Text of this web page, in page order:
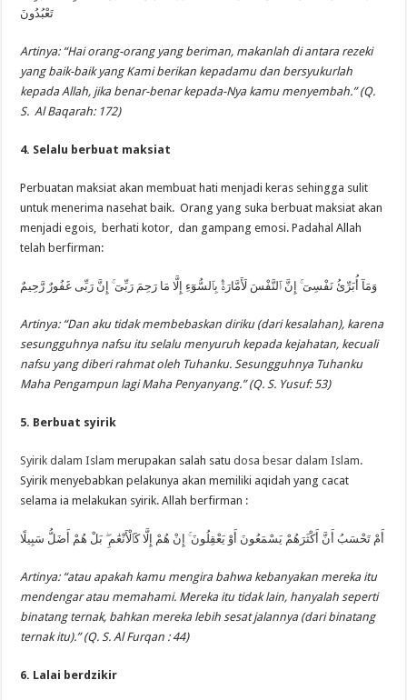
تَعْبُدُونَ
Artinya: “Hai orang-orang yang beriman, makanlah di antara rezeki
yang baik-baik yang Kami berikan kepadamu dan bersyukurlah
kepada Allah, jika benar-benar kepada-Nya kamu menyembah.” (Q.
S. Al Baqarah: 172)
4. Selalu berbuat maksiat
Perbuatan maksiat akan membuat hati menjadi keras sehingga sulit
untuk menerima nasehat baik. Orang yang suka berbuat maksiat akan
menjadi egois, berhati kotor, dan gampang emosi. Padahal Allah
telah berfirman:
وَمَآ أُبَرِّئُ نَفْسِىٓ ۚ إِنَّ ٱلنَّفْسَ لَأَمَّارَةٌۢ بِٱلسُّوٓءِ إِلَّا مَا رَحِمَ رَبِّىٓ ۚ إِنَّ رَبِّى غَفُورٌ رَّحِيمٌ
Artinya: “Dan aku tidak membebaskan diriku (dari kesalahan), karena
sesungguhnya nafsu itu selalu menyuruh kepada kejahatan, kecuali
nafsu yang diberi rahmat oleh Tuhanku. Sesungguhnya Tuhanku
Maha Pengampun lagi Maha Penyanyang.” (Q. S. Yusuf: 53)
5. Berbuat syirik
Syirik dalam Islam merupakan salah satudosa besar dalam Islam.
Syirik menyebabkan pelakunya akan memiliki aqidah yang cacat
selama ia melakukan syirik. Allah berfirman :
أَمْ تَحْسَبُ أَنَّ أَكْثَرَهُمْ يَسْمَعُونَ أَوْ يَعْقِلُونَ ۚ إِنْ هُمْ إِلَّا كَٱلْأَنْعَٰمِ ۖ بَلْ هُمْ أَضَلُّ سَبِيلًا
Artinya: “atau apakah kamu mengira bahwa kebanyakan mereka itu
mendengar atau memahami. Mereka itu tidak lain, hanyalah seperti
binatang ternak, bahkan mereka lebih sesat jalannya (dari binatang
ternak itu).” (Q. S. Al Furqan : 44)
6. Lalai berdzikir